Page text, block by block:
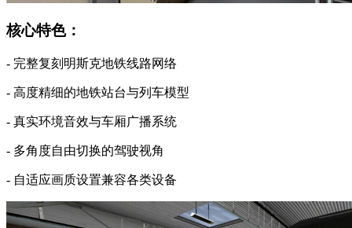
核心特色：
- 完整复刻明斯克地铁线路网络
- 高度精细的地铁站台与列车模型
- 真实环境音效与车厢广播系统
- 多角度自由切换的驾驶视角
- 自适应画质设置兼容各类设备